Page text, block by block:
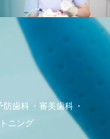
防歯科
審美歯科
ニング